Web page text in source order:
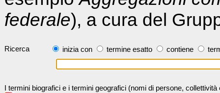
federale), a cura del
Ricerca inizia con termine esatto contiene
I termini biografici e i termini geografici (nomi di persone,